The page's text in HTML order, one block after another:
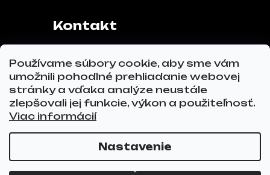
Používame súbory cookie, aby sme vám
umožnili pohodlné prehliadanie webovej
stránky a vďaka analýze neustále
zlepšovali jej funkcie, výkon a použiteľnosť.
Viac informácií
Nastavenie
Kontakt
Hviezdoslavov
Tel.č.:0911 271 302
Email:info@glovez.sk
Vytvoril Shoptet Premium